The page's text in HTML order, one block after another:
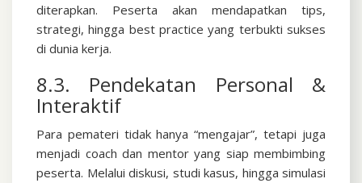
diterapkan. Peserta akan mendapatkan tips,
strategi, hingga best practice yang terbukti sukses
di dunia kerja.
8.3. Pendekatan Personal &
Interaktif
Para pemateri tidak hanya “mengajar”, tetapi juga
menjadi coach dan mentor yang siap membimbing
peserta. Melalui diskusi, studi kasus, hingga simulasi